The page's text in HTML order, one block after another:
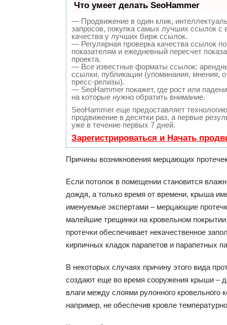
Что умеет делать SeoHammer
— Продвижение в один клик,
запросов, покупка самых лучших ссылок с
качества у лучших бирж ссылок.
— Регулярная проверка качества ссылок
показателям и ежедневный пересчет
проекта.
— Все известные форматы ссылок:
ссылки, публикации (упоминания, мнения,
пресс-релизы).
— SeoHammer покажет, где рост или
на которые нужно обратить внимание.
SeoHammer еще предоставляет
продвижение в десятки раз, а первые
уже в течение первых 7 дней.
Зарегистрироваться и Начать
Причины возникновения мерцающих
Если потолок в помещении становится
дождя, а только время от времени, крыша
именуемые экспертами – мерцающие
малейшие трещинки на кровельном
протечки обеспечивает некачественное
кирпичных кладок парапетов и парапетных
В некоторых случаях причину этого вида
создают еще во время сооружения крыши –
влаги между слоями рулонного кровельного
например, не обеспечив кровле